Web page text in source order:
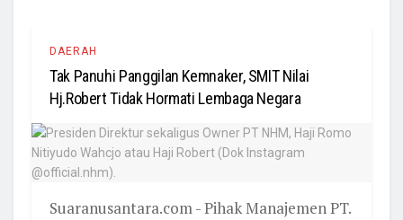
DAERAH
Tak Panuhi Panggilan Kemnaker, SMIT Nilai
Hj.Robert Tidak Hormati Lembaga Negara
Suaranusantara.com - Pihak Manajemen PT.